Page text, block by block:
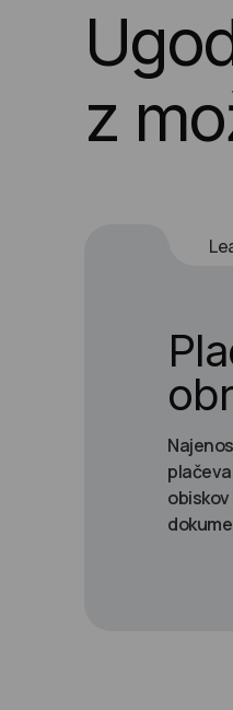
Ugo
z mo